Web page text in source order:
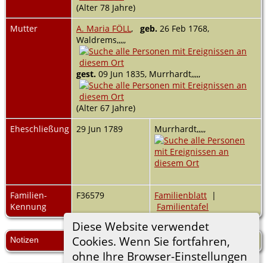
Diese Website verwendet
Cookies. Wenn Sie fortfahren,
ohne Ihre Browser-Einstellungen
(Alter 78 Jahre)
Mutter
A. Maria FÖLL , geb. 26 Feb 1768,
Waldrems,,,,,
gest. 09 Jun 1835, Murrhardt,,,,,
(Alter 67 Jahre)
Eheschließung
29 Jun 1789 Murrhardt,,,,,
Familien-
Kennung
F36579 Familienblatt |
Familientafel
Notizen ledig